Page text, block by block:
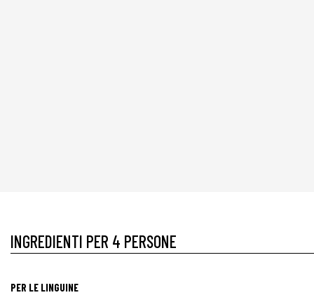
INGREDIENTI PER 4 PERSONE
PER LE LINGUINE